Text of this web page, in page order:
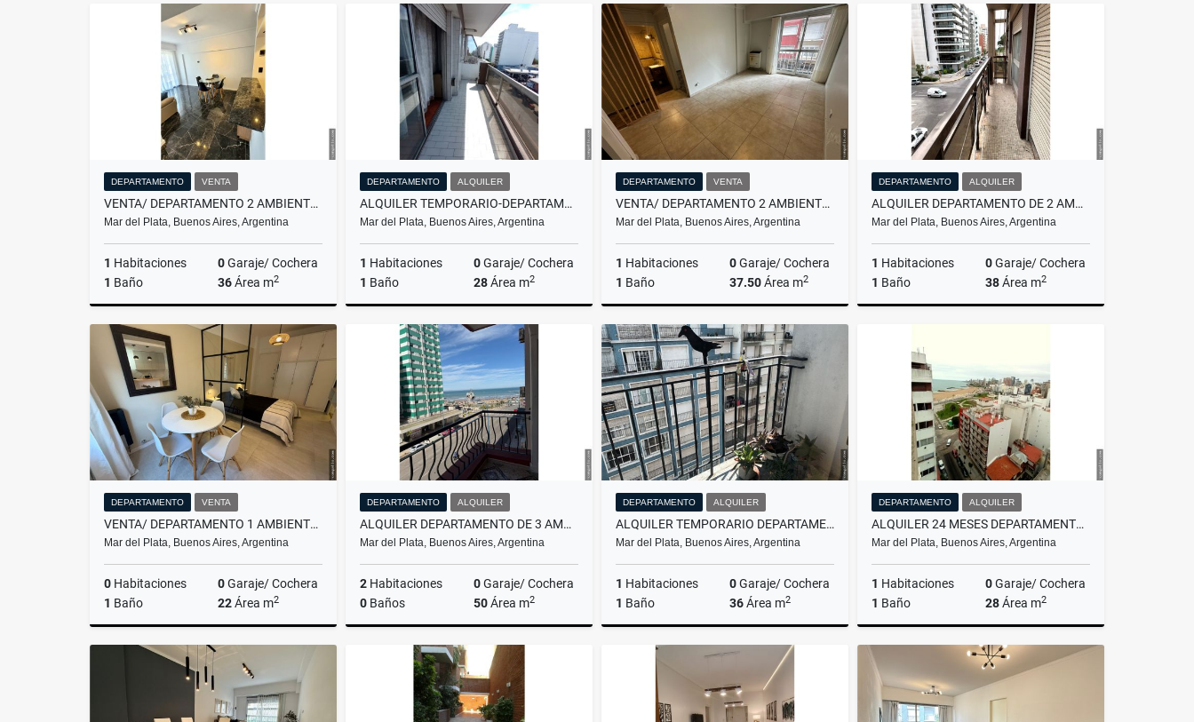
Alquiler
US$103,500
DEPARTAMENTO VENTA
VENTA/ DEPARTAMENTO 2 AMBIENTES A LA CALLE/ MAR DEL PLATA
Mar del Plata, Buenos Aires, Argentina
1 Habitaciones 0Garaje/ Cochera
1 Baño 36Área m2
Venta
US$75,900
DEPARTAMENTO ALQUILER
ALQUILER TEMPORARIO-DEPARTAMENTO 1 AMBIENTE- MAR DEL PLATA
Mar del Plata, Buenos Aires, Argentina
1 Habitaciones 0Garaje/ Cochera
1 Baño 28Área m2
$11.111
DEPARTAMENTO VENTA
VENTA/ DEPARTAMENTO 2 AMBIENTES A LA CALLE / MAR DEL PLATA
Mar del Plata, Buenos Aires, Argentina
1 Habitaciones 0Garaje/ Cochera
1 Baño 37.50Área m2
US$69,900
DEPARTAMENTO ALQUILER
ALQUILER DEPARTAMENTO DE 2 AMBIENTES/BALCON/MAR DEL PLATA
Mar del Plata, Buenos Aires, Argentina
1 Habitaciones 0Garaje/ Cochera
1 Baño 38Área m2
DEPARTAMENTO VENTA
VENTA/ DEPARTAMENTO 1 AMBIENTE A LA CALLE / MAR DEL PLATA
Mar del Plata, Buenos Aires, Argentina
0 Habitaciones 0Garaje/ Cochera
1 Baño 22Área m2
US$57,900
DEPARTAMENTO ALQUILER
ALQUILER DEPARTAMENTO DE 3 AMBIENTES/BALCON/MAR DEL PLATA
Mar del Plata, Buenos Aires, Argentina
2 Habitaciones 0Garaje/ Cochera
0 Baños 50Área m2
US$11,111
DEPARTAMENTO ALQUILER
ALQUILER TEMPORARIO DEPARTAMENTO 2 AMBIENTES/ MAR DEL PLATA
Mar del Plata, Buenos Aires, Argentina
1 Habitaciones 0Garaje/ Cochera
1 Baño 36Área m2
Alquiler
$11.111
DEPARTAMENTO ALQUILER
ALQUILER 24 MESES DEPARTAMENTO DE 1 AMBIENTE/MAR DEL PLATA
Mar del Plata, Buenos Aires, Argentina
1 Habitaciones 0Garaje/ Cochera
1 Baño 28Área m2
Alquiler
$480.000